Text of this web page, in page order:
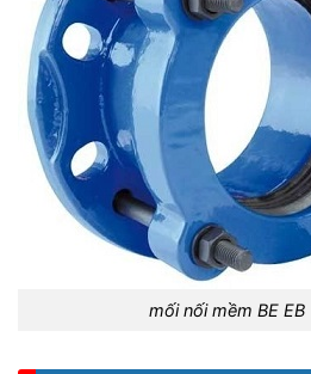
mối nối mềm BE EB